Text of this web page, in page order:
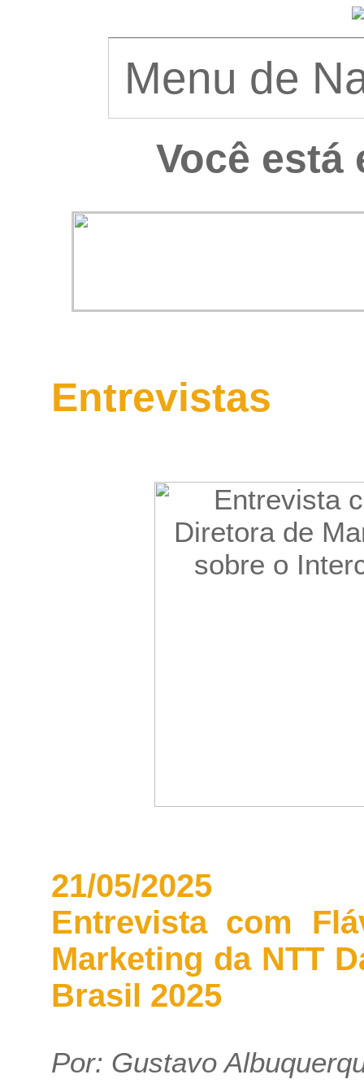
Você está
Entrevistas
21/05/2025
Entrevista com
Marketing da NTT
Brasil 2025
Por: Gustavo